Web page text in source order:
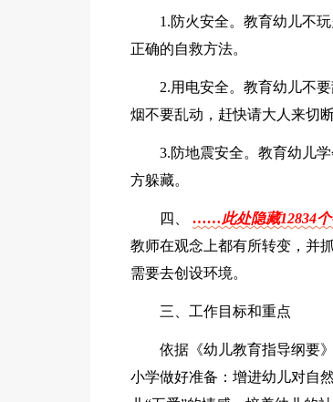
1.防火安全。教育幼儿不
正确的自救方法。
2.用电安全。教育幼儿不
烟不要乱动，赶快请大人来切
3.防地震安全。教育幼儿
方躲藏。
四、……此处隐藏12834
教师在观念上都有所转变，并
需要去创设环境。
三、工作目标和重点
依据《幼儿教育指导纲要
小学做好准备：增进幼儿对自